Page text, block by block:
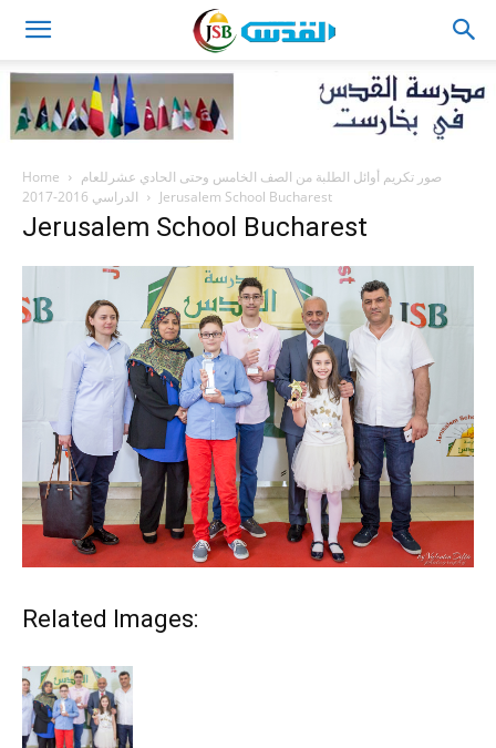
Home
صور تكريم أوائل الطلبة من الصف الخامس وحتى الحادي عشرللعام
الدراسي 2016-2017
Jerusalem School Bucharest
Jerusalem School Bucharest
Related Images: